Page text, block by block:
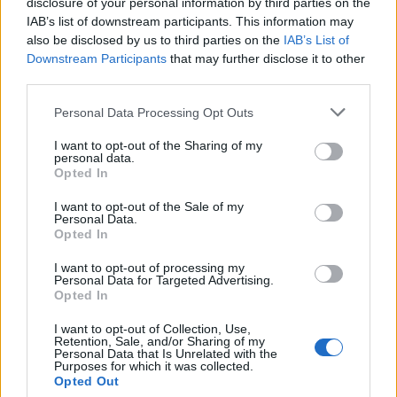
IAB’s list of downstream participants. This information may
also be disclosed by us to third parties on the IAB’s List of
Downstream Participants that may further disclose it to other
Personal Data Processing Opt Outs
I want to opt-out of the Sharing of my
personal data.
Opted In
I want to opt-out of the Sale of my
Personal Data.
Opted In
I want to opt-out of processing my
Personal Data for Targeted Advertising.
Opted In
I want to opt-out of Collection, Use,
Retention, Sale, and/or Sharing of my
Personal Data that Is Unrelated with the
Purposes for which it was collected.
Opted Out
Υδατάνθρακες (g)
3,1 (εκ των
οποίων 1,9 g
σάκχαρα)
130
Μαγνήσιο (mg)
8,6
310-420
Φώσφορος (mg)
82,6
700-1.250
Κάλιο
Ψευδάργυρος (mg)
8-11
Χαλκός (mcg)
Σελήνιο (mcg)
8,9
55
Βιταμίνη C (mg)
2
Φυλλικό οξύ (mcg
16,3
400
Χολίνη (mg)